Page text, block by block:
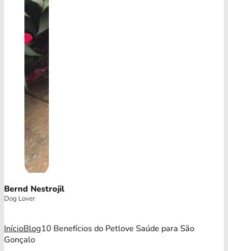
Bernd Nestrojil
Dog Lover
InícioBlog10 Benefícios do Petlove Saúde para São
Gonçalo